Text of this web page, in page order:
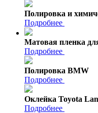
Полировка и
Подробнее
Матовая пленка
Подробнее
Полировка BMW
Подробнее
Оклейка Toyota
Подробнее